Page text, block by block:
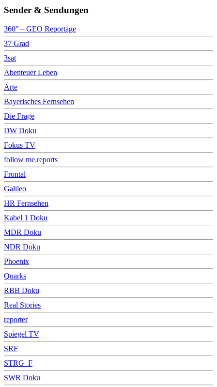
Sender & Sendungen
360° – GEO Reportage
37 Grad
3sat
Abenteuer Leben
Arte
Bayerisches Fernsehen
Die Frage
DW Doku
Fokus TV
follow me.reports
Frontal
Galileo
HR Fernsehen
Kabel 1 Doku
MDR Doku
NDR Doku
Phoenix
Quarks
RBB Doku
Real Stories
reporter
Spiegel TV
SRF
STRG_F
SWR Doku